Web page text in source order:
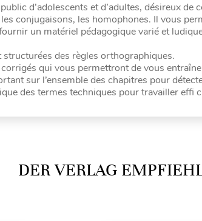
d’adolescents et d’adultes, désireux
conjugaisons, les homophones. Il vous
un matériel pédagogique varié et
des règles orthographiques.
qui vous permettront de vous
sur l’ensemble des chapitres pour
des termes techniques pour travailler effi
DER VERLAG